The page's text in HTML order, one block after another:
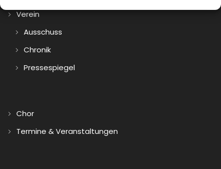
Verein
Ausschuss
Chronik
Pressespiegel
Chor
Termine & Veranstaltungen